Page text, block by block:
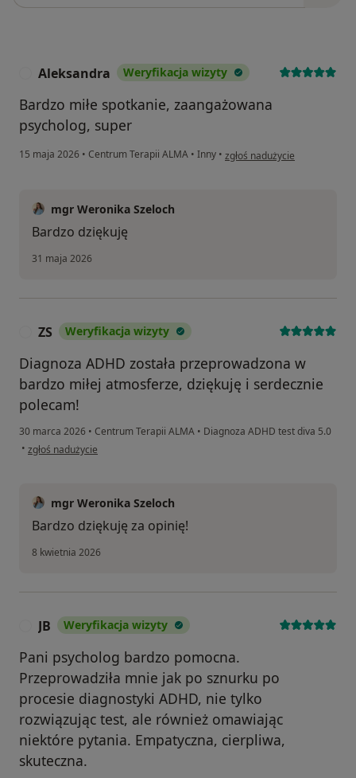
Aleksandra Weryfikacja wizyty
Bardzo miłe spotkanie, zaangażowana
psycholog, super
15 maja 2026 • Centrum Terapii ALMA • Inny • w opinii użytkownika
zgłoś nadużycie
mgr Weronika Szeloch
Bardzo dziękuję
31 maja 2026
ZS Weryfikacja wizyty
Diagnoza ADHD została przeprowadzona w
bardzo miłej atmosferze, dziękuję i serdecznie
polecam!
30 marca 2026 • Centrum Terapii ALMA • Diagnoza ADHD test diva 5.0
• w opinii użytkownika ZS
zgłoś nadużycie
mgr Weronika Szeloch
Bardzo dziękuję za opinię!
8 kwietnia 2026
JB Weryfikacja wizyty
Pani psycholog bardzo pomocna.
Przeprowadziła mnie jak po sznurku po
procesie diagnostyki ADHD, nie tylko
rozwiązując test, ale również omawiając
niektóre pytania. Empatyczna, cierpliwa,
skuteczna.